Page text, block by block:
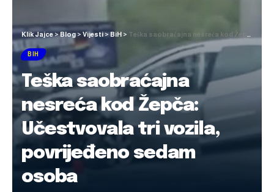
Klik Jajce >Blog > Vijesti>BiH > Teška saobraćajna nesreća kod Žepča: Učestvovala tri vozila, povrijeđeno sedam osoba
BIH
Teška saobraćajna
nesreća kod Žepča:
Učestvovala tri vozila,
povrijeđeno sedam
osoba